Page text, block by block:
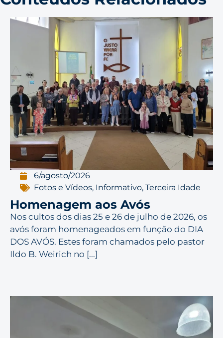
6/agosto/2026
Fotos e Vídeos, Informativo,Terceira Idade
Homenagem aos Avós
Nos cultos dos dias 25 e 26 de julho de 2026, os
avós foram homenageados em função do DIA
DOS AVÓS. Estes foram chamados pelo pastor
Ildo B. Weirich no [...]